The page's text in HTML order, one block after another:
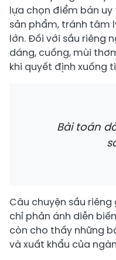
lựa chọn điểm bán
sản phẩm, tránh tâm
lớn. Đối với sầu riêng
dáng, cuống, mùi
khi quyết định xuống
Bài toán
Câu chuyện sầu riêng
chỉ phản ánh diễn
còn cho thấy những
và xuất khẩu của